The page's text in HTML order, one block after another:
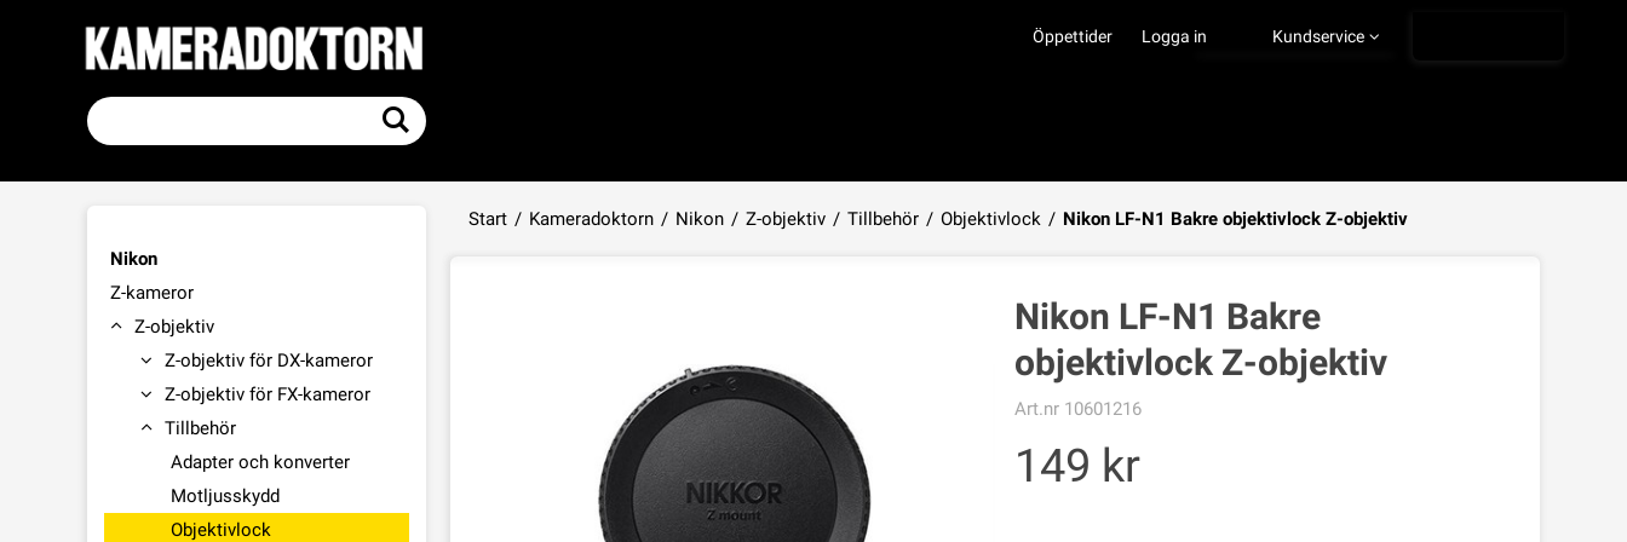
Öppettider Kundservice
Ångra köp
Logga in
Start / Kameradoktorn / Nikon / Z-objektiv / Tillbehör / Objektivlock / Nikon LF-N1 Bakre objektivlock Z-objektiv
Nikon
Z-kameror
Z-objektiv
Z-objektiv för DX-kameror
Z-objektiv för FX-kameror
Tillbehör
Adapter och konverter
Motljusskydd
Objektivlock
Nikon LF-N1 Bakre
objektivlock Z-objektiv
Art.nr 10601216
149